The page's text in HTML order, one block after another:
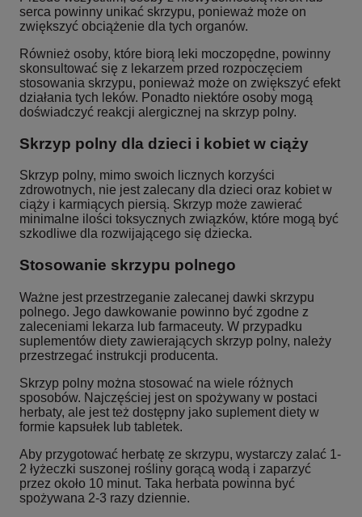
serca powinny unikać skrzypu, ponieważ może on
zwiększyć obciążenie dla tych organów.
Również osoby, które biorą leki moczopędne, powinny
skonsultować się z lekarzem przed rozpoczęciem
stosowania skrzypu, ponieważ może on zwiększyć efekt
działania tych leków. Ponadto niektóre osoby mogą
doświadczyć reakcji alergicznej na skrzyp polny.
Skrzyp polny dla dzieci i kobiet w ciąży
Skrzyp polny, mimo swoich licznych korzyści
zdrowotnych, nie jest zalecany dla dzieci oraz kobiet w
ciąży i karmiących piersią. Skrzyp może zawierać
minimalne ilości toksycznych związków, które mogą być
szkodliwe dla rozwijającego się dziecka.
Stosowanie skrzypu polnego
Ważne jest przestrzeganie zalecanej dawki skrzypu
polnego. Jego dawkowanie powinno być zgodne z
zaleceniami lekarza lub farmaceuty. W przypadku
suplementów diety zawierających skrzyp polny, należy
przestrzegać instrukcji producenta.
Skrzyp polny można stosować na wiele różnych
sposobów. Najczęściej jest on spożywany w postaci
herbaty, ale jest też dostępny jako suplement diety w
formie kapsułek lub tabletek.
Aby przygotować herbatę ze skrzypu, wystarczy zalać 1-
2 łyżeczki suszonej rośliny gorącą wodą i zaparzyć
przez około 10 minut. Taka herbata powinna być
spożywana 2-3 razy dziennie.